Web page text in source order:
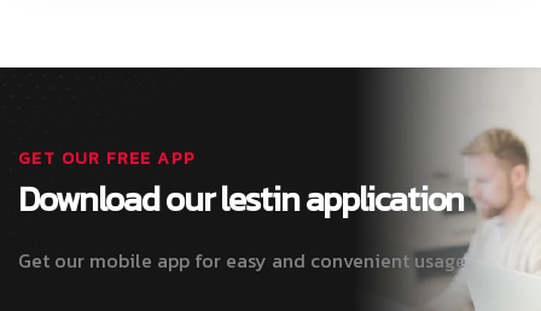
GET OUR FREE APP
Download our lestin application
Get our mobile app for easy and convenient usage